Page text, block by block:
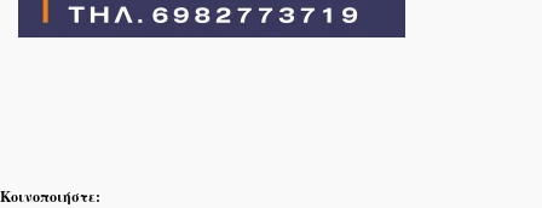
Κοινοποιήστε: